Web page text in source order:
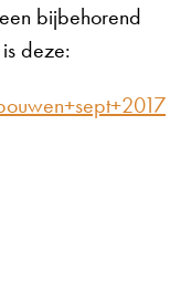
bijbehorend
deze: